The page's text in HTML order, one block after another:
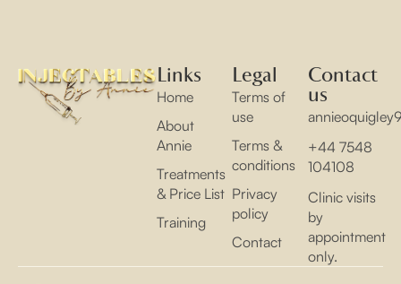
Links
Home
About
Annie
Treatments
& Price List
Training
Legal
Terms of
use
Terms &
conditions
Privacy
policy
Contact
Contact
us
+44 7548
104108
Clinic visits
by
appointment
only.